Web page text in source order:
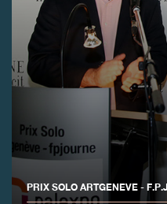
PRIX SOLO ARTGENEVE -
伪冒品